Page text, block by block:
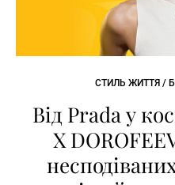
СТИЛЬ ЖИТТЯ /
Від Prada у
X